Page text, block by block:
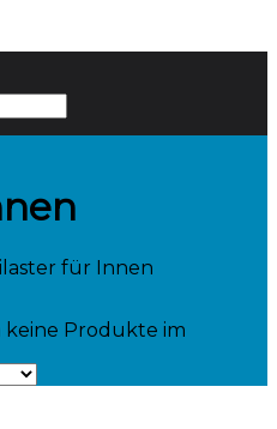
keine Produkte im
für Innen